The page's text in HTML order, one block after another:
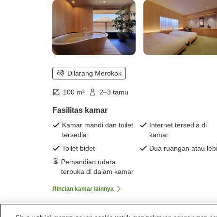
Dilarang Merokok
100 m² 2–3 tamu
Fasilitas kamar
Kamar mandi dan toilet
tersedia
Internet tersedia di
kamar
Toilet bidet
Dua ruangan atau
Pemandian udara
terbuka di dalam kamar
Rincian kamar lainnya